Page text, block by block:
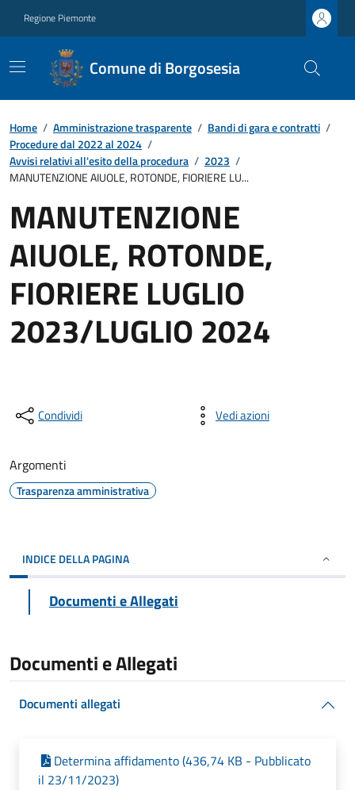
Regione Piemonte
Comune di Borgosesia
Home / Amministrazione trasparente / Bandi di gara e contratti /
Procedure dal 2022 al 2024 /
Avvisi relativi all'esito della procedura / 2023 /
MANUTENZIONE AIUOLE, ROTONDE, FIORIERE LU...
MANUTENZIONE
AIUOLE, ROTONDE,
FIORIERE LUGLIO
2023/LUGLIO 2024
Condividi Vedi azioni
Argomenti
Trasparenza amministrativa
INDICE DELLA PAGINA
Documenti e Allegati
Documenti e Allegati
Documenti allegati
Determina affidamento (436,74 KB - Pubblicato
il 23/11/2023)